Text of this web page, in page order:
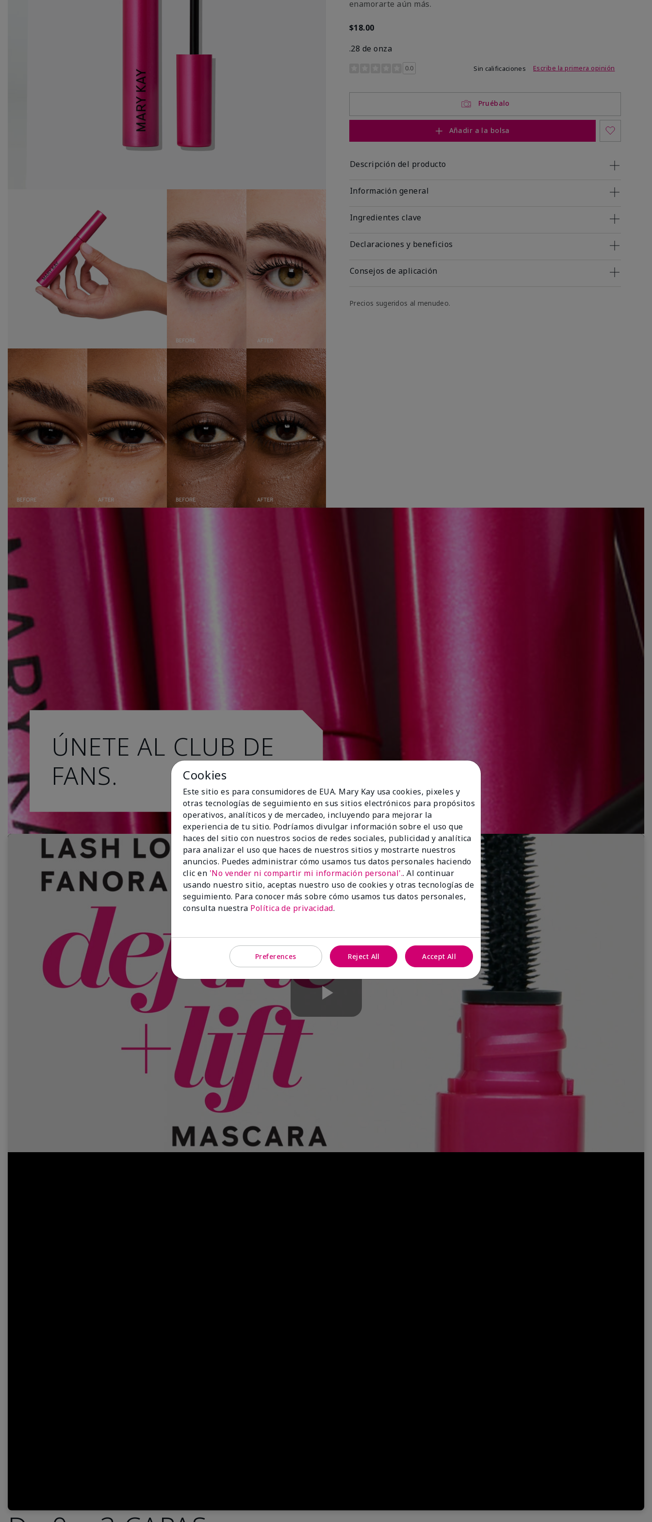
enamorarte aún más.
$18.00
.28 de onza
Calificación de clientes de 3,4 de 5
0.0 Sin calificaciones Escribe la primera opinión
Pruébalo
Añadir a la bolsa
Descripción del producto
Información general
Ingredientes clave
Declaraciones y beneficios
Consejos de aplicación
Precios sugeridos al menudeo.
ÚNETE AL CLUB DE
FANS.
Play
Cookies
Este sitio es para consumidores de EUA. Mary Kay usa cookies, pixeles y
otras tecnologías de seguimiento en sus sitios electrónicos para propósitos
operativos, analíticos y de mercadeo, incluyendo para mejorar la
experiencia de tu sitio. Podríamos divulgar información sobre el uso que
haces del sitio con nuestros socios de redes sociales, publicidad y analítica
para analizar el uso que haces de nuestros sitios y mostrarte nuestros
anuncios. Puedes administrar cómo usamos tus datos personales haciendo
clic en 'No vender ni compartir mi información personal'.. Al continuar
usando nuestro sitio, aceptas nuestro uso de cookies y otras tecnologías de
seguimiento. Para conocer más sobre cómo usamos tus datos personales,
consulta nuestra Política de privacidad.
Preferences Reject All Accept All